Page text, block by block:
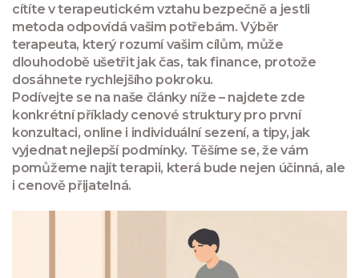
cítíte v terapeutickém vztahu bezpečně a jestli
metoda odpovídá vašim potřebám. Výběr
terapeuta, který rozumí vašim cílům, může
dlouhodobě ušetřit jak čas, tak finance, protože
dosáhnete rychlejšího pokroku.
Podívejte se na naše články níže – najdete zde
konkrétní příklady cenové struktury pro první
konzultaci, online i individuální sezení, a tipy, jak
vyjednat nejlepší podmínky. Těšíme se, že vám
pomůžeme najít terapii, která bude nejen účinná, ale
i cenově přijatelná.